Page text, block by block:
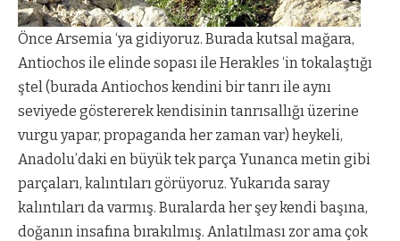
Önce Arsemia ‘ya gidiyoruz. Burada kutsal mağara,
Antiochos ile elinde sopası ile Herakles ‘in tokalaştığı
ştel (burada Antiochos kendini bir tanrı ile aynı
seviyede göstererek kendisinin tanrısallığı üzerine
vurgu yapar, propaganda her zaman var) heykeli,
Anadolu’daki en büyük tek parça Yunanca metin gibi
parçaları, kalıntıları görüyoruz. Yukarıda saray
kalıntıları da varmış. Buralarda her şey kendi başına,
doğanın insafına bırakılmış. Anlatılması zor ama çok